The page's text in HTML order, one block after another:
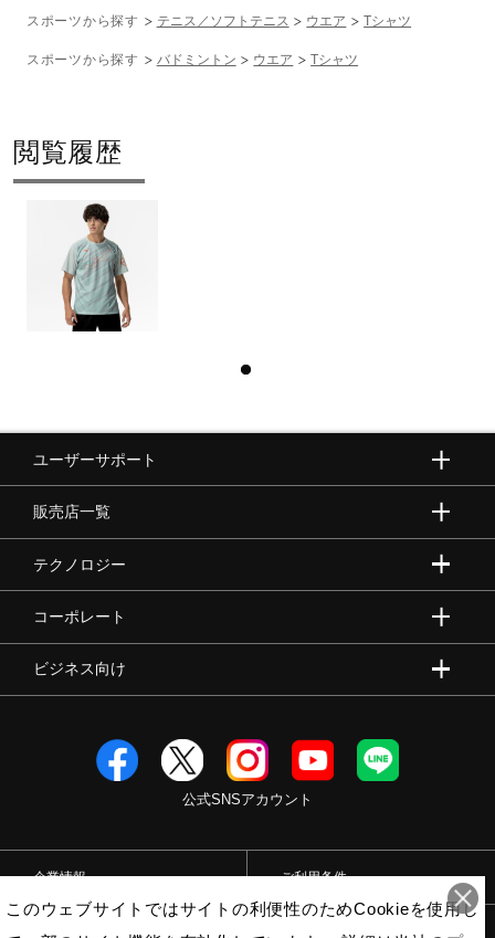
スポーツから探す テニス／ソフトテニス ウエア Tシャツ
スポーツから探す バドミントン ウエア Tシャツ
閲覧履歴
ユーザーサポート
販売店一覧
テクノロジー
コーポレート
ビジネス向け
公式SNSアカウント
企業情報 ご利用条件
このウェブサイトではサイトの利便性のためCookieを使用し